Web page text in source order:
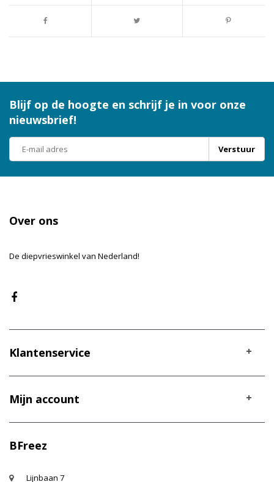
Blijf op de hoogte en schrijf je in voor onze
nieuwsbrief!
Verstuur
Over ons
De diepvrieswinkel van Nederland!
Klantenservice
Mijn account
BFreez
Lijnbaan 7